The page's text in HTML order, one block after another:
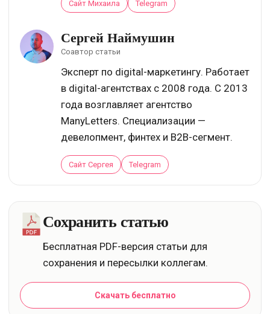
Сайт Михаила Telegram
Сергей Наймушин
Соавтор статьи
Эксперт по digital-маркетингу. Работает
в digital-агентствах с 2008 года. С 2013
года возглавляет агентство
ManyLetters. Специализации —
девелопмент, финтех и B2B-сегмент.
Сайт Сергея Telegram
Сохранить статью
Бесплатная PDF-версия статьи для
сохранения и пересылки коллегам.
Скачать бесплатно